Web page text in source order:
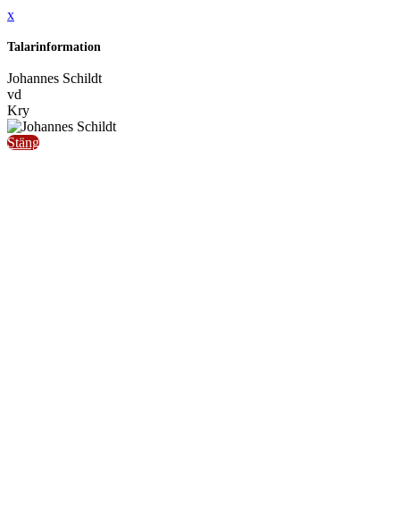
x
Talarinformation
Johannes Schildt
vd
Kry
Stäng